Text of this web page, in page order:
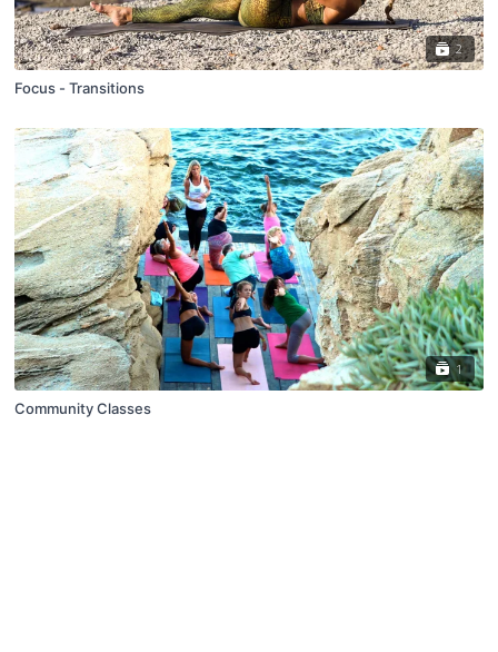
2
Focus - Transitions
1
Community Classes